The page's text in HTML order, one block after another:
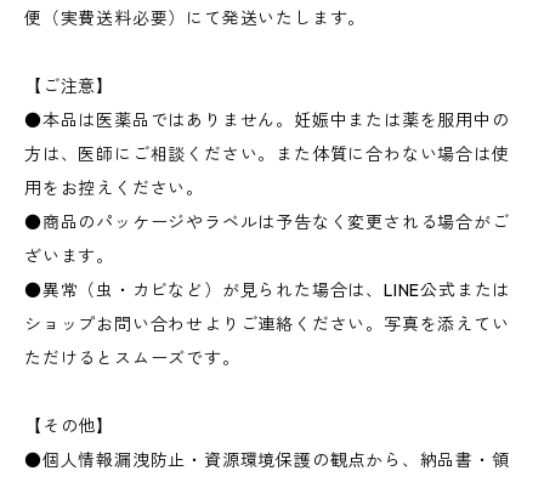
便（実費送料必要）にて発送いたします。
【ご注意】
●本品は医薬品ではありません。妊娠中または薬を服用中の
方は、医師にご相談ください。また体質に合わない場合は使
用をお控えください。
●商品のパッケージやラベルは予告なく変更される場合がご
ざいます。
●異常（虫・カビなど）が見られた場合は、LINE公式または
ショップお問い合わせよりご連絡ください。写真を添えてい
ただけるとスムーズです。
【その他】
●個人情報漏洩防止・資源環境保護の観点から、納品書・領